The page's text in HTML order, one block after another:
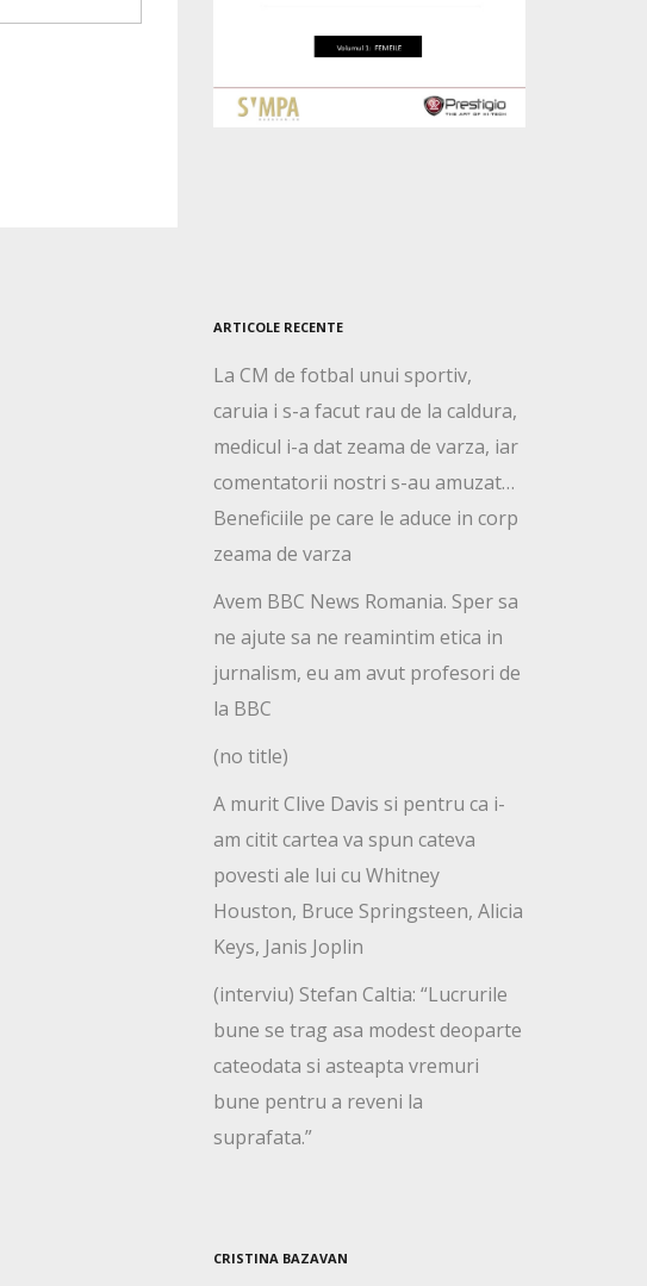
ARTICOLE RECENTE
La CM de fotbal unui sportiv,
caruia i s-a facut rau de la caldura,
medicul i-a dat zeama de varza, iar
comentatorii nostri s-au amuzat…
Beneficiile pe care le aduce in corp
zeama de varza
Avem BBC News Romania. Sper sa
ne ajute sa ne reamintim etica in
jurnalism, eu am avut profesori de
la BBC
(no title)
A murit Clive Davis si pentru ca i-
am citit cartea va spun cateva
povesti ale lui cu Whitney
Houston, Bruce Springsteen, Alicia
Keys, Janis Joplin
(interviu) Stefan Caltia: “Lucrurile
bune se trag asa modest deoparte
cateodata si asteapta vremuri
bune pentru a reveni la
suprafata.”
CRISTINA BAZAVAN